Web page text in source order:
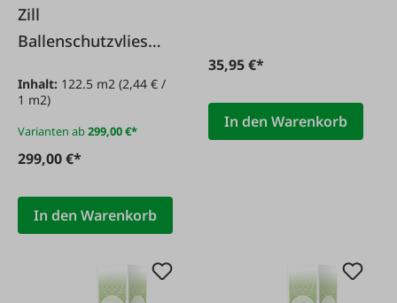
Zill
Ballenschutzvlies
Inhalt: 122.5 m2 (2,44 € /
1 m2)
Varianten ab299,00 €*
299,00 €*
In den Warenkorb
35,95 €*
In den Warenkorb